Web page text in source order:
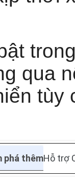
qua
tùy
phá thêmHỗ trợ